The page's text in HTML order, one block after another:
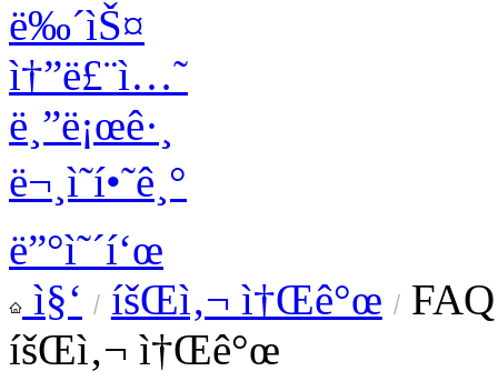
ë‰´ìŠ¤
ì†”ë£¨ì…˜
ë¸”ë¡œê·¸
ë¬¸ì˜í•˜ê¸°
ë”°ì˜´í‘œ
ì§‘
íšŒì‚¬ ì†Œê°œ
FAQ
íšŒì‚¬ ì†Œê°œ